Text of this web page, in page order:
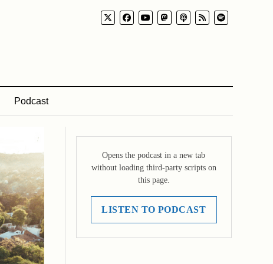
Podcast
Opens the podcast in a new tab
without loading third-party scripts on
this page.
LISTEN TO PODCAST